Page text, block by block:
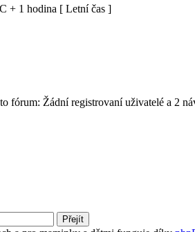
+ 1 hodina [ Letní čas ]
fórum: Žádní registrovaní uživatelé a 2